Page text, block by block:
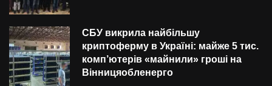
СБУ викрила найбільшу
криптоферму в Україні: майже 5 тис.
комп’ютерів «майнили» гроші на
Вінницяобленерго